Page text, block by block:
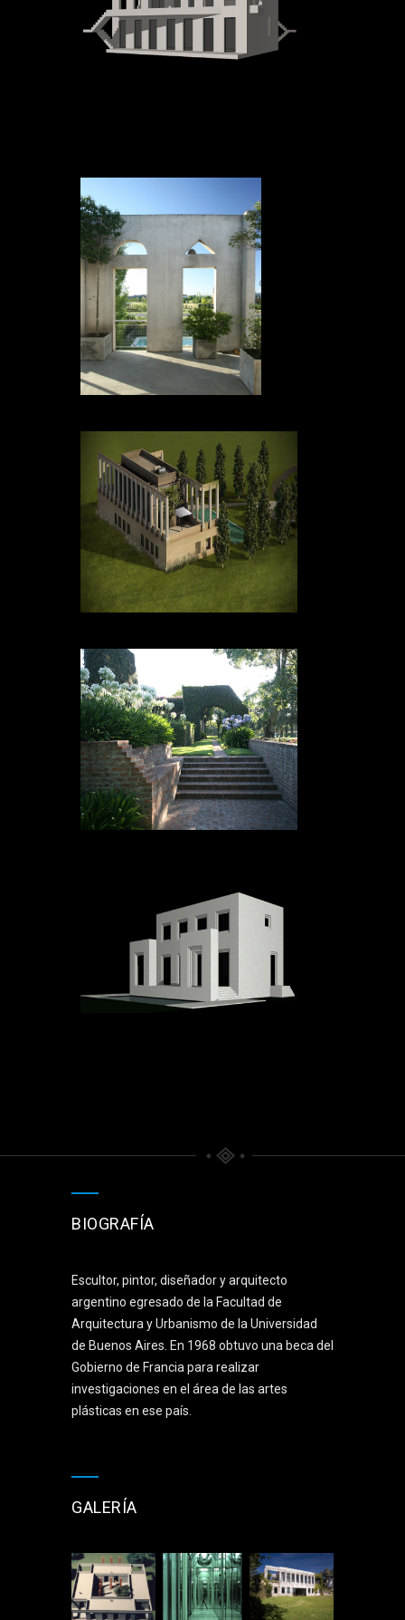
BIOGRAFÍA
Escultor, pintor, diseñador y arquitecto
argentino egresado de la Facultad de
Arquitectura y Urbanismo de la Universidad
de Buenos Aires. En 1968 obtuvo una beca del
Gobierno de Francia para realizar
investigaciones en el área de las artes
plásticas en ese país.
GALERÍA